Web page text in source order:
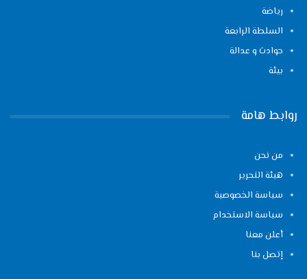
رياضة
السلطة الرابعة
حوادث و عدالة
بيئة
روابط هامة
من نحن
هيئة التحرير
سياسة الخصوصية
سياسة الاستخدام
أعلن معنا
إتصل بنا